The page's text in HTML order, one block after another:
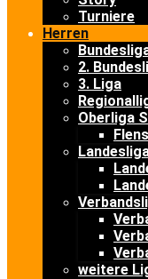
Turniere
Herren
2.
3. Liga
Oberliga
weitere